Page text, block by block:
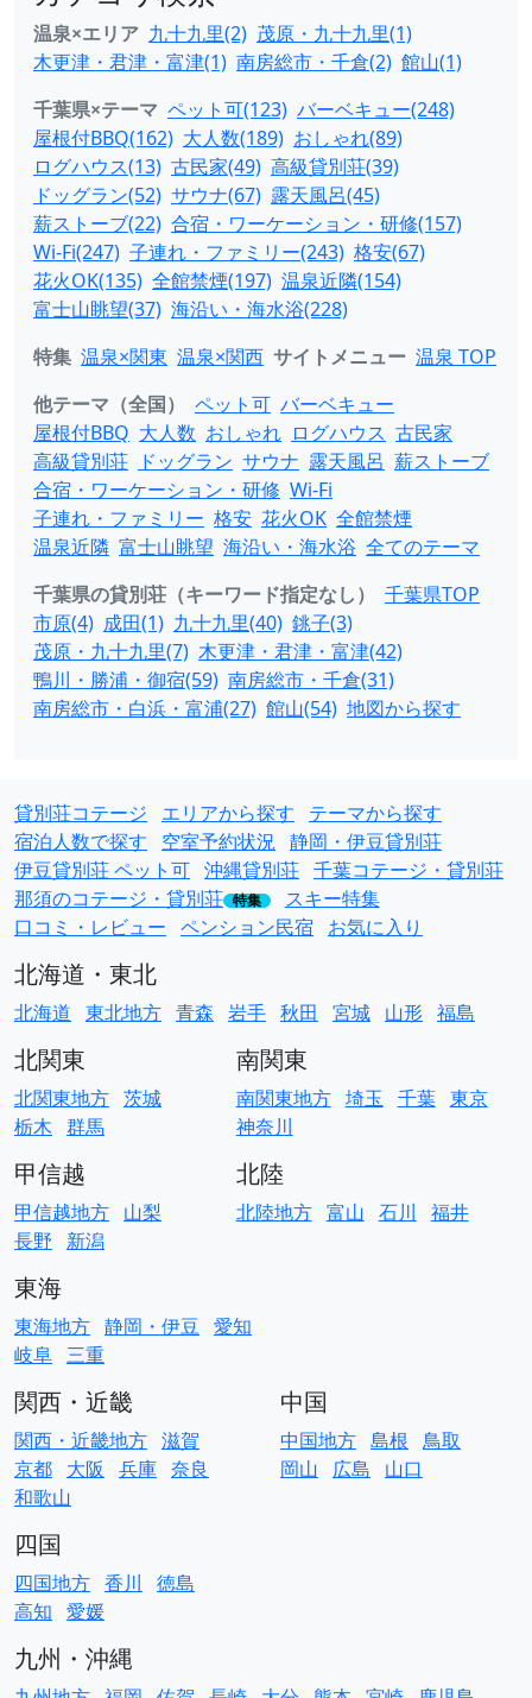
温泉×エリア 九十九里(2) 茂原・九十九里(1)
木更津・君津・富津(1) 南房総市・千倉(2) 館山(1)
千葉県×テーマ ペット可(123) バーベキュー(248)
屋根付BBQ(162) 大人数(189) おしゃれ(89)
ログハウス(13) 古民家(49) 高級貸別荘(39)
ドッグラン(52) サウナ(67) 露天風呂(45)
薪ストーブ(22) 合宿・ワーケーション・研修(157)
Wi-Fi(247) 子連れ・ファミリー(243) 格安(67)
花火OK(135) 全館禁煙(197) 温泉近隣(154)
富士山眺望(37) 海沿い・海水浴(228)
特集 温泉×関東 温泉×関西 サイトメニュー 温泉 TOP
他テーマ（全国）
ペット可 バーベキュー
屋根付BBQ 大人数 おしゃれ ログハウス 古民家
高級貸別荘 ドッグラン サウナ 露天風呂 薪ストーブ
合宿・ワーケーション・研修 Wi-Fi
子連れ・ファミリー 格安 花火OK 全館禁煙
温泉近隣 富士山眺望 海沿い・海水浴 全てのテーマ
千葉県の貸別荘（キーワード指定なし）
千葉県TOP
市原(4) 成田(1) 九十九里(40) 銚子(3)
茂原・九十九里(7) 木更津・君津・富津(42)
鴨川・勝浦・御宿(59) 南房総市・千倉(31)
南房総市・白浜・富浦(27) 館山(54) 地図から探す
貸別荘コテージ エリアから探す
テーマから探す
宿泊人数で探す
空室予約状況 静岡・伊豆貸別荘
伊豆貸別荘 ペット可 沖縄貸別荘 千葉コテージ・貸別荘
那須のコテージ・貸別荘 特集
スキー特集
口コミ・レビュー ペンション民宿 お気に入り
北海道・東北
北海道 東北地方 青森 岩手 秋田 宮城 山形 福島
北関東
北関東地方 茨城
栃木 群馬
南関東
南関東地方 埼玉 千葉 東京
神奈川
甲信越
甲信越地方 山梨
長野
新潟
北陸
北陸地方 富山 石川 福井
東海
東海地方 静岡・伊豆 愛知
岐阜 三重
関西・近畿
関西・近畿地方 滋賀
京都 大阪 兵庫 奈良
和歌山
中国
中国地方 島根 鳥取
岡山
広島 山口
四国
四国地方 香川
徳島
高知 愛媛
九州・沖縄